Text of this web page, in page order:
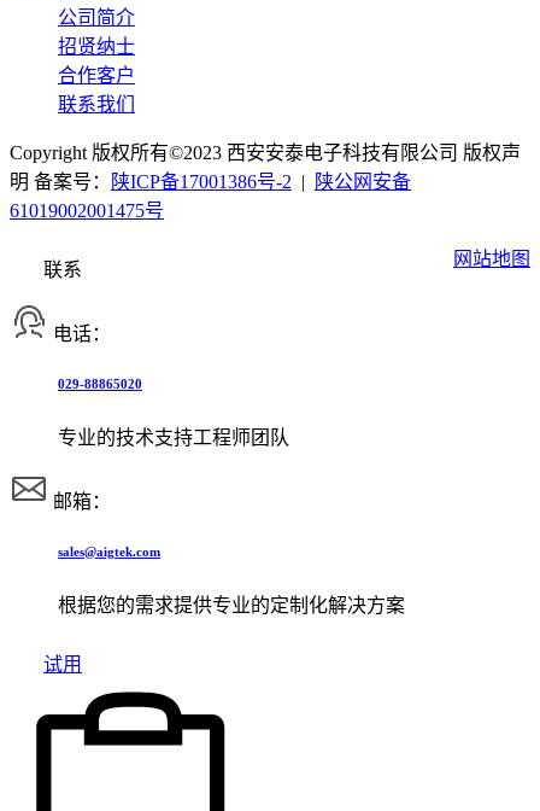
公司简介
招贤纳士
合作客户
联系我们
Copyright 版权所有©2023 西安安泰电子科技有限公司 版权声
明 备案号：
陕ICP备17001386号-2 |
陕公网安备
61019002001475号
网站地图
联系
电话：
029-88865020
专业的技术支持工程师团队
邮箱：
sales@aigtek.com
根据您的需求提供专业的定制化解决方案
试用